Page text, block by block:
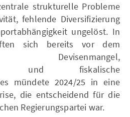
strukturelle Probleme
fehlende Diversifizierung
ungelöst. In
sich bereits vor dem
Devisenmangel,
und fiskalische
mündete 2024/25 in eine
die entscheidend für die
Regierungspartei war.